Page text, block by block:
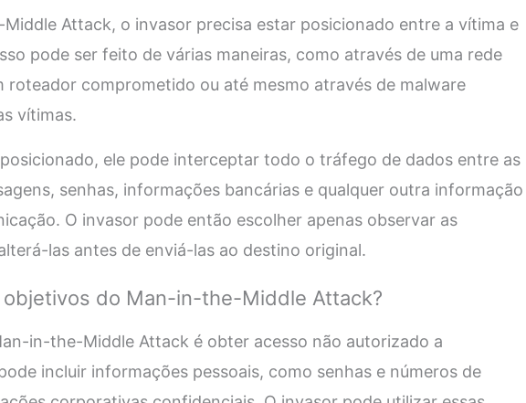
Attack, o invasor precisa estar posicionado entre a vítima e
pode ser feito de várias maneiras, como através de uma rede
roteador comprometido ou até mesmo através de malware
vítimas.
ele pode interceptar todo o tráfego de dados entre as
senhas, informações bancárias e qualquer outra informação
O invasor pode então escolher apenas observar as
las antes de enviá-las ao destino original.
objetivos do Man-in-the-Middle Attack?
in-the-Middle Attack é obter acesso não autorizado a
incluir informações pessoais, como senhas e números de